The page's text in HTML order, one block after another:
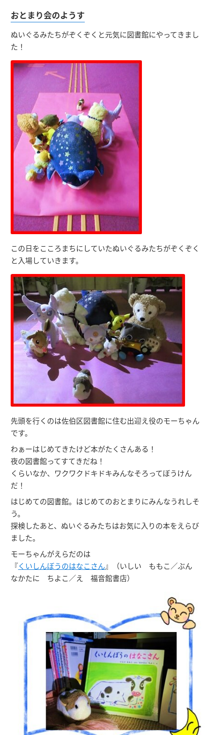
おとまり会のようす
ぬいぐるみたちがぞくぞくと元気に図書館にやってきまし
た！
この日をこころまちにしていたぬいぐるみたちがぞくぞく
と入場していきます。
先頭を行くのは佐伯区図書館に住む出迎え役のモーちゃん
です。
わぁーはじめてきたけど本がたくさんある！
夜の図書館ってすてきだね！
くらいなか、ワクワクドキドキみんなそろってぼうけん
だ！
はじめての図書館。はじめてのおとまりにみんなうれしそ
う。
探検したあと、ぬいぐるみたちはお気に入りの本をえらび
ました。
モーちゃんがえらだのは
『くいしんぼうのはなこさん』（いしい ももこ／ぶん
なかたに ちよこ／え 福音館書店）